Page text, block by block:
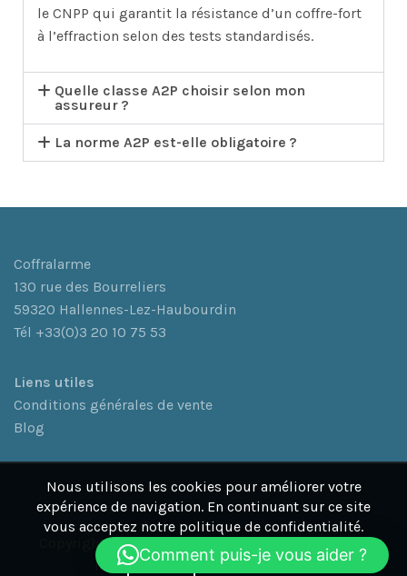
le CNPP qui garantit la résistance d’un coffre-fort
à l’effraction selon des tests standardisés.
Quelle classe A2P choisir selon mon
assureur ?
La norme A2P est-elle obligatoire ?
Coffralarme
130 rue des Bourreliers
59320 Hallennes-Lez-Haubourdin
Tél +33(0)3 20 10 75 53
Liens utiles
Conditions générales de vente
Blog
Copyright© 2026 Coffralarme. Coffralarme est une
marque déposée de WORLDSAFE.
Comment puis-je vous aider ?
Nous utilisons les cookies pour améliorer votre
expérience de navigation. En continuant sur ce site
vous acceptez notre politique de confidentialité.
More info